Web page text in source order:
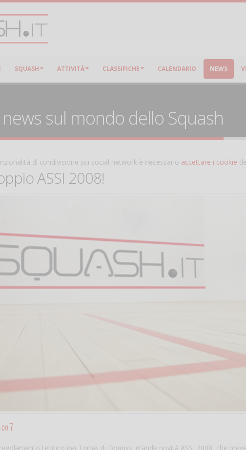
SQUASH ATTIVITÀ CLASSIFICHE CALENDARIO NEWS
sul mondo dello Squash
di condivisione sui social network è necessario accettare i cookie
ASSI 2008!
tecnico dei Tornei di Doppio, grande novità ASSI 2008, che